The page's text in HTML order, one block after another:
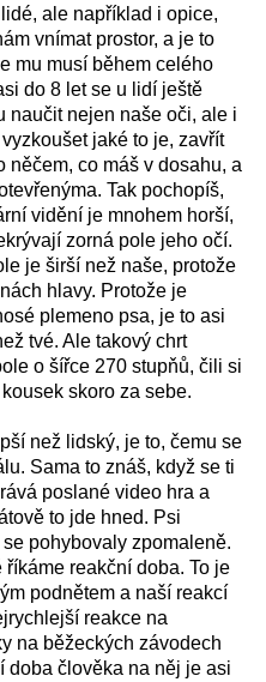
ale například i opice,
vnímat prostor, a je to
mu musí během celého
do 8 let se u lidí ještě
naučit nejen naše oči, ale i
jaké to je, zavřít
něčem, co máš v dosahu, a
Tak pochopíš,
vidění je mnohem horší,
zorná pole jeho očí.
je širší než naše, protože
hlavy. Protože je
plemeno psa, je to asi
tvé. Ale takový chrt
o šířce 270 stupňů, čili si
skoro za sebe.
než lidský, je to, čemu se
Sama to znáš, když se ti
poslané video hra a
to jde hned. Psi
pohybovaly zpomaleně.
reakční doba. To je
podnětem a naší reakcí
reakce na
na běžeckých závodech
doba člověka na něj je asi